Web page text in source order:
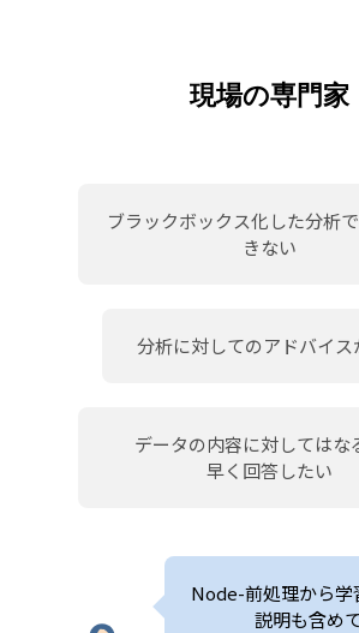
現場の専門家
ブラックボックス化した分析
きない
分析に対してのアドバイス
データの内容に対してはな
早く回答したい
Node-前処理から学
説明も含め